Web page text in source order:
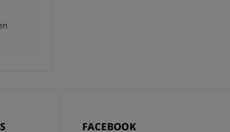
FACEBOOK